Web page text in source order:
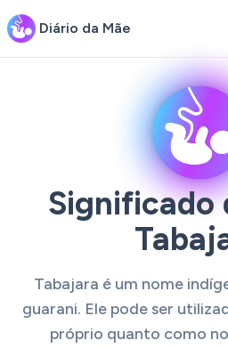
Diário da Mãe
Significado
Tabajara é um nome
guarani. Ele pode ser
próprio quanto como